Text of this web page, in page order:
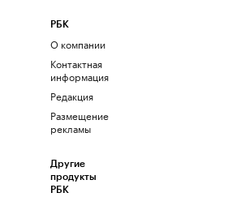
РБК
О компании
Контактная
информация
Редакция
Размещение
рекламы
Другие
продукты
РБК